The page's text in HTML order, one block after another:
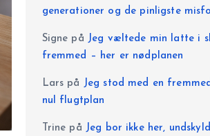
generationer og de pinligste
Signe på Jeg væltede min latte i
fremmed – her er nødplanen
Lars på Jeg stod med en
nul flugtplan
Trine på Jeg bor ikke her, undskyld